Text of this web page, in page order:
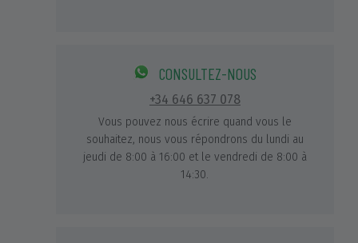
CONSULTEZ-NOUS
+34 646 637 078
Vous pouvez nous écrire quand vous le
souhaitez, nous vous répondrons du lundi au
jeudi de 8:00 à 16:00 et le vendredi de 8:00 à
14:30.